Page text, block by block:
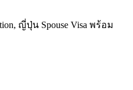
ญี่ปุ่น Spouse Visa พร้อม